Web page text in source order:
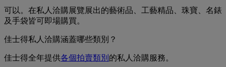
可以。在私人洽購展覽展出的藝術品、工藝精品、珠寶、名錶
及手袋皆可即場購買。
佳士得私人洽購涵蓋哪些類別？
佳士得全年提供各個拍賣類別 的私人洽購服務。